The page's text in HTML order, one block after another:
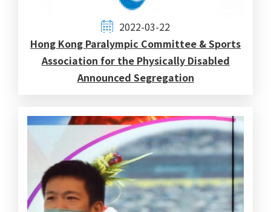
2022-03-22
Hong Kong Paralympic Committee & Sports
Association for the Physically Disabled
Announced Segregation